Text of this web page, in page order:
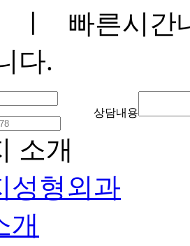
ㅣ 빠른시간
다.
상담내용
소개
성형외과
개